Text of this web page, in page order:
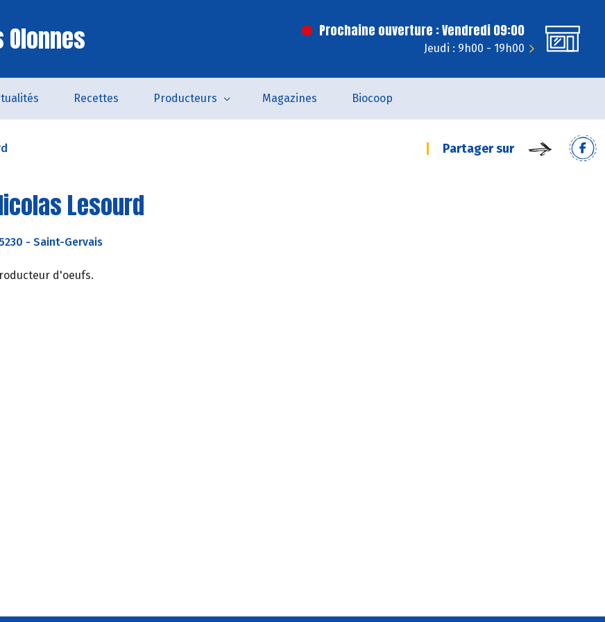
Olonnes Prochaine ouverture : Vendredi 09:00
Jeudi : 9h00 - 19h00
Recettes Producteurs Magazines Biocoop
Partager sur
Lesourd
- Saint-Gervais
d'oeufs.